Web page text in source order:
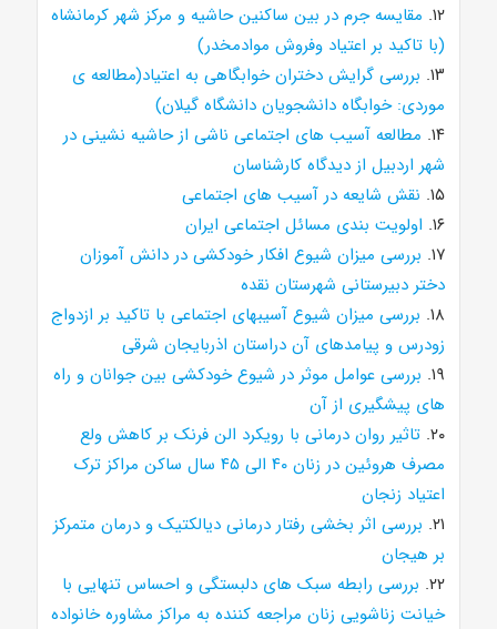
۱۲. مقایسه جرم در بین ساکنین حاشیه و مرکز شهر کرمانشاه
(با تاکید بر اعتیاد وفروش موادمخدر)
۱۳. بررسی گرایش دختران خوابگاهی به اعتیاد(مطالعه ی
موردی: خوابگاه دانشجویان دانشگاه گیلان)
۱۴. مطالعه آسیب های اجتماعی ناشی از حاشیه نشینی در
شهر اردبیل از دیدگاه کارشناسان
۱۵. نقش شایعه در آسیب های اجتماعی
۱۶. اولویت بندی مسائل اجتماعی ایران
۱۷. بررسی میزان شیوع افکار خودکشی در دانش آموزان
دختر دبیرستانی شهرستان نقده
۱۸. بررسی میزان شیوع آسیبهای اجتماعی با تاکید بر ازدواج
زودرس و پیامدهای آن دراستان اذربایجان شرقی
۱۹. بررسی عوامل موثر در شیوع خودکشی بین جوانان و راه
های پیشگیری از آن
۲۰. تاثیر روان درمانی با رویکرد الن فرنک بر کاهش ولع
مصرف هروئین در زنان ۴۰ الی ۴۵ سال ساکن مراکز ترک
اعتیاد زنجان
۲۱. بررسی اثر بخشی رفتار درمانی دیالکتیک و درمان متمرکز
بر هیجان
۲۲. بررسی رابطه سبک های دلبستگی و احساس تنهایی با
خیانت زناشویی زنان مراجعه کننده به مراکز مشاوره خانواده